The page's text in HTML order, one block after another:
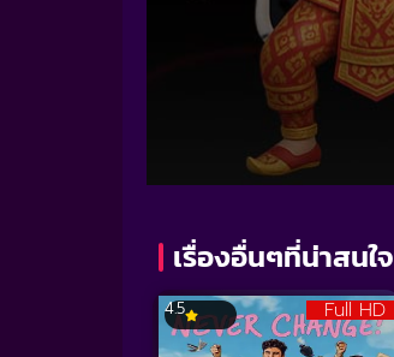
เรื่องอื่นๆที่น่าสนใจ
Full HD
4.5